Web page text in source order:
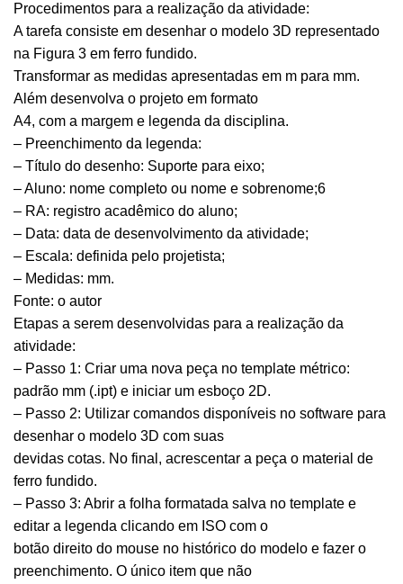
Procedimentos para a realização da atividade:
A tarefa consiste em desenhar o modelo 3D representado
na Figura 3 em ferro fundido.
Transformar as medidas apresentadas em m para mm.
Além desenvolva o projeto em formato
A4, com a margem e legenda da disciplina.
– Preenchimento da legenda:
– Título do desenho: Suporte para eixo;
– Aluno: nome completo ou nome e sobrenome;6
– RA: registro acadêmico do aluno;
– Data: data de desenvolvimento da atividade;
– Escala: definida pelo projetista;
– Medidas: mm.
Fonte: o autor
Etapas a serem desenvolvidas para a realização da
atividade:
– Passo 1: Criar uma nova peça no template métrico:
padrão mm (.ipt) e iniciar um esboço 2D.
– Passo 2: Utilizar comandos disponíveis no software para
desenhar o modelo 3D com suas
devidas cotas. No final, acrescentar a peça o material de
ferro fundido.
– Passo 3: Abrir a folha formatada salva no template e
editar a legenda clicando em ISO com o
botão direito do mouse no histórico do modelo e fazer o
preenchimento. O único item que não